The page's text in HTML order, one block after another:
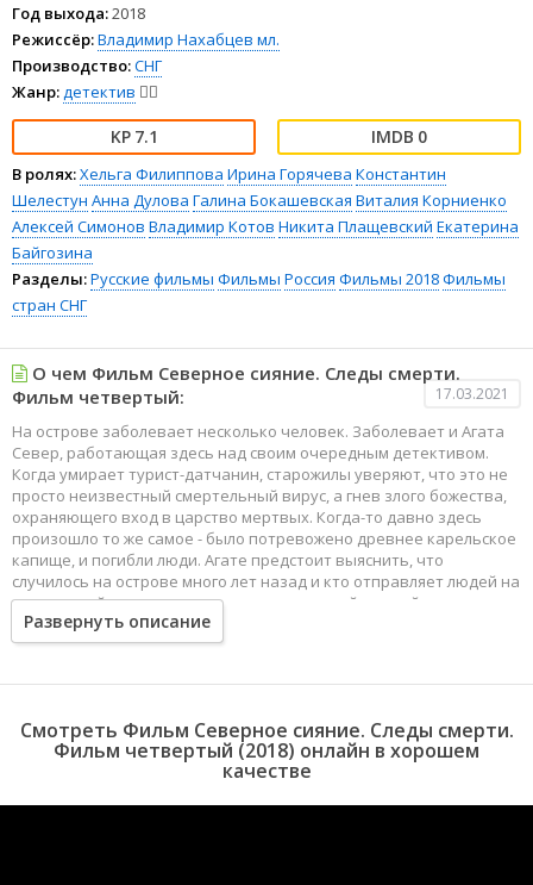
Год выхода:2018
Режиссёр:Владимир Нахабцев мл.
Производство:СНГ
Жанр:детектив 🕵️‍♂️
7.1 0
В ролях:Хельга Филиппова Ирина Горячева Константин
Шелестун Анна Дулова Галина Бокашевская Виталия Корниенко
Алексей Симонов Владимир Котов Никита Плащевский Екатерина
Байгозина
Разделы:Русские фильмы Фильмы Россия Фильмы 2018Фильмы
стран СНГ
О чем Фильм Северное сияние. Следы смерти.
Фильм четвертый:
17.03.2021
На острове заболевает несколько человек. Заболевает и Агата
Север, работающая здесь над своим очередным детективом.
Когда умирает турист-датчанин, старожилы уверяют, что это не
просто неизвестный смертельный вирус, а гнев злого божества,
охраняющего вход в царство мертвых. Когда-то давно здесь
произошло то же самое - было потревожено древнее карельское
капище, и погибли люди. Агате предстоит выяснить, что
случилось на острове много лет назад и кто отправляет людей на
тот свет сейчас - древнее проклятье или чей-то злой умысел.
Развернуть описание
Смотреть Фильм Северное сияние. Следы смерти.
Фильм четвертый (2018) онлайн в хорошем
качестве